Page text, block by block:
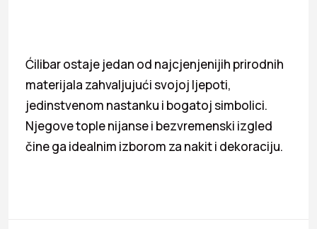
Ćilibar ostaje jedan od najcjenjenijih prirodnih
materijala zahvaljujući svojoj ljepoti,
jedinstvenom nastanku i bogatoj simbolici.
Njegove tople nijanse i bezvremenski izgled
čine ga idealnim izborom za nakit i dekoraciju.